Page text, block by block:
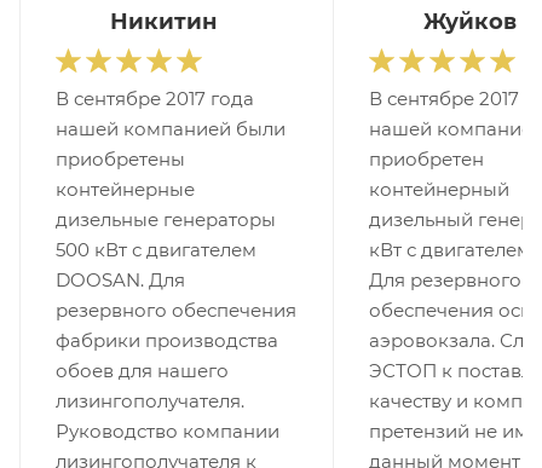
Никитин
В сентябре 2017 года
нашей компанией были
приобретены
контейнерные
дизельные генераторы
500 кВт с двигателем
DOOSAN. Для
резервного обеспечения
фабрики производства
обоев для нашего
лизингополучателя.
Руководство компании
лизингополучателя к
Жуйков
В сентябре 2017
нашей
приобретен
контейнерный
дизельный
кВт с двигателем
Для резервного
обеспечения
аэровокзала.
ЭСТОП к
качеству и
претензий не
данный момент ...